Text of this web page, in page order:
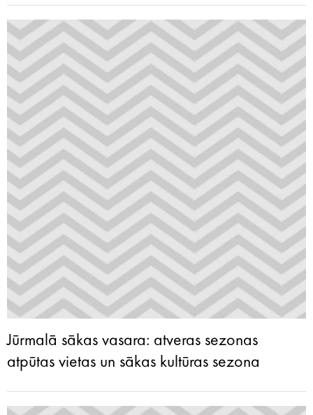
Jūrmalā sākas vasara: atveras sezonas
atpūtas vietas un sākas kultūras sezona